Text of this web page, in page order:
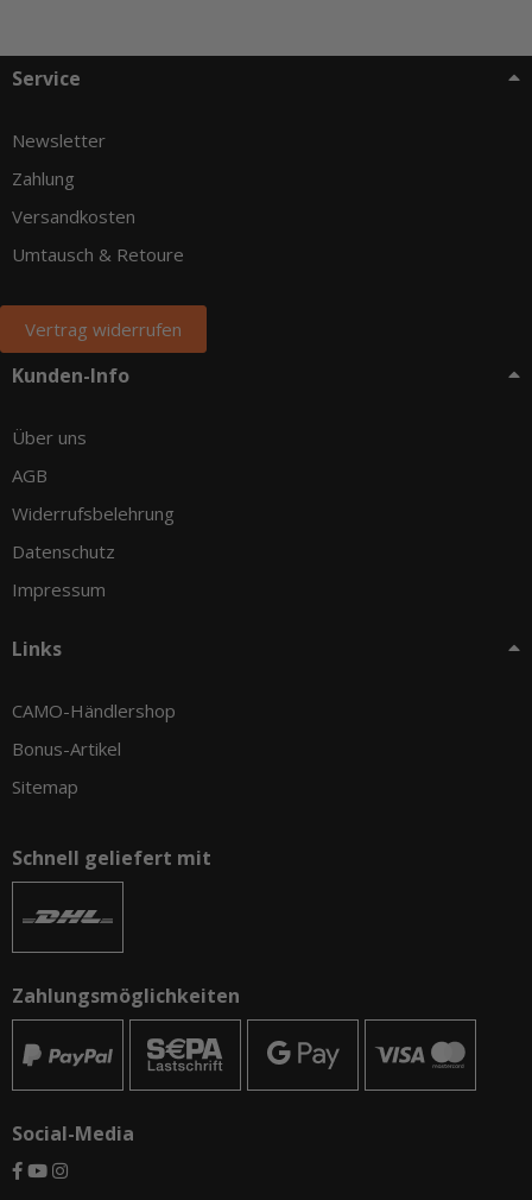
Service
Newsletter
Zahlung
Versandkosten
Umtausch & Retoure
Vertrag widerrufen
Kunden-Info
Über uns
AGB
Widerrufsbelehrung
Datenschutz
Impressum
Links
CAMO-Händlershop
Bonus-Artikel
Sitemap
Schnell geliefert mit
Zahlungsmöglichkeiten
Social-Media